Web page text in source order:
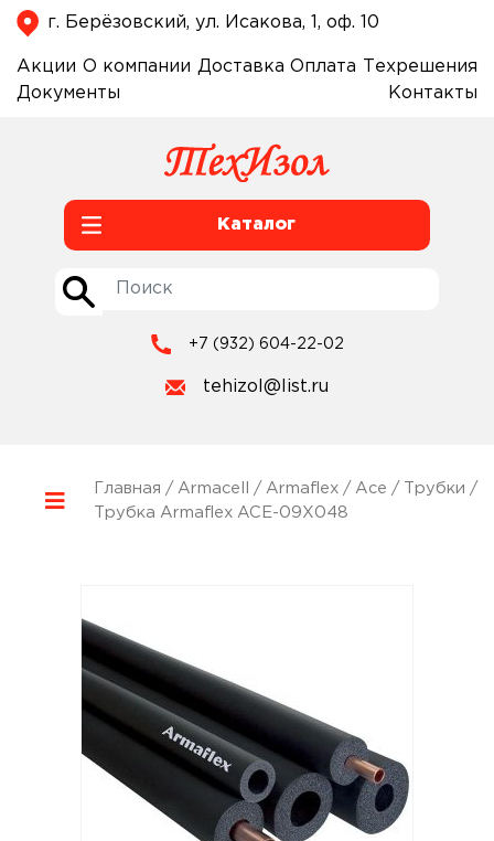
г. Берёзовский, ул. Исакова, 1, оф. 10
Акции О компании Доставка Оплата
Техрешения
Документы
Контакты
Каталог
+7 (932) 604-22-02
tehizol@list.ru
Главная / Armacell / Armaflex/ Ace / Трубки /
Трубка Armaflex ACE-09X048